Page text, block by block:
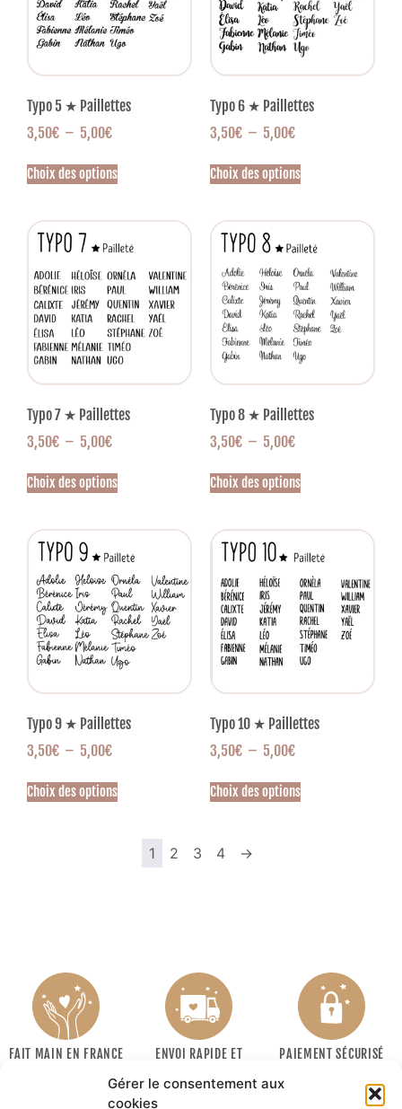
Gérer le consentement aux
cookies
Typo 5 ★ Paillettes
3,50€ – 5,00€
Choix des options
Typo 6 ★ Paillettes
3,50€ – 5,00€
Choix des options
Typo 7 ★ Paillettes
3,50€ – 5,00€
Choix des options
Typo 8 ★ Paillettes
3,50€ – 5,00€
Choix des options
Typo 9 ★ Paillettes
3,50€ – 5,00€
Choix des options
Typo 10 ★ Paillettes
3,50€ – 5,00€
Choix des options
1 2 3 4 →
FAIT MAIN EN FRANCE
ENVOI RAPIDE ET
PAIEMENT SÉCURISÉ